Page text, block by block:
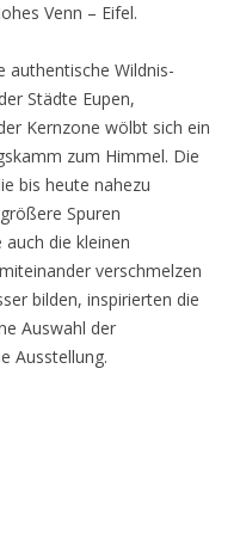
Venn – Eifel.
authentische Wildnis-
Städte Eupen,
Kernzone wölbt sich ein
zum Himmel. Die
bis heute nahezu
Spuren
die kleinen
verschmelzen
bilden, inspirierten die
Auswahl der
Ausstellung.